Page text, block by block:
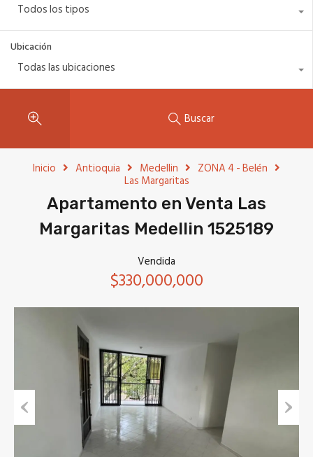
Todos los tipos
Ubicación
Todas las ubicaciones
Buscar
Inicio Antioquia Medellin ZONA 4 - Belén
Las Margaritas
Apartamento en Venta Las
Margaritas Medellin 1525189
Vendida
$330,000,000